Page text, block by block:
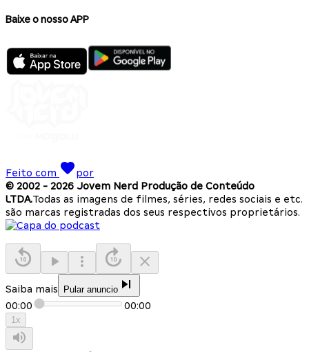
Baixe o nosso APP
Feito com
por
© 2002 - 2026 Jovem Nerd Produção de Conteúdo
LTDA.Todas as imagens de filmes, séries, redes sociais e etc.
são marcas registradas dos seus respectivos proprietários.
Saiba mais Pular anuncio
00:00 00:00
1x